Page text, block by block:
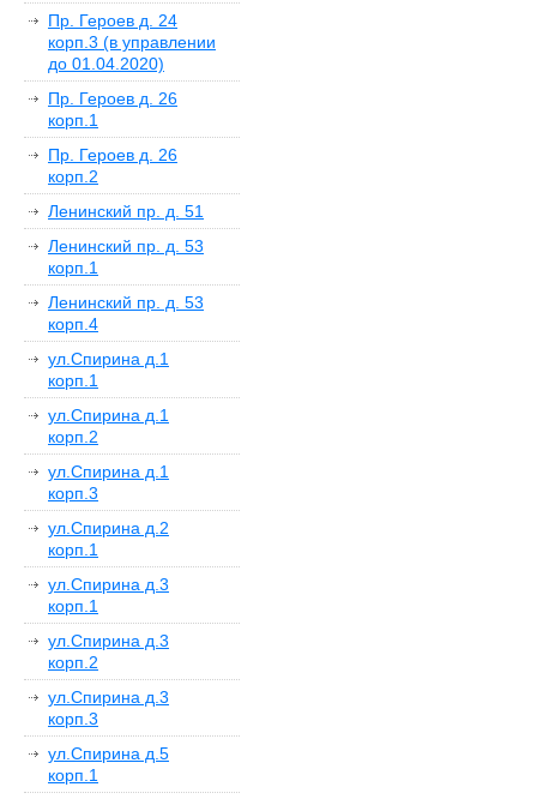
Пр. Героев д. 24
корп.3 (в управлении
до 01.04.2020)
Пр. Героев д. 26
корп.1
Пр. Героев д. 26
корп.2
Ленинский пр. д. 51
Ленинский пр. д. 53
корп.1
Ленинский пр. д. 53
корп.4
ул.Спирина д.1
корп.1
ул.Спирина д.1
корп.2
ул.Спирина д.1
корп.3
ул.Спирина д.2
корп.1
ул.Спирина д.3
корп.1
ул.Спирина д.3
корп.2
ул.Спирина д.3
корп.3
ул.Спирина д.5
корп.1